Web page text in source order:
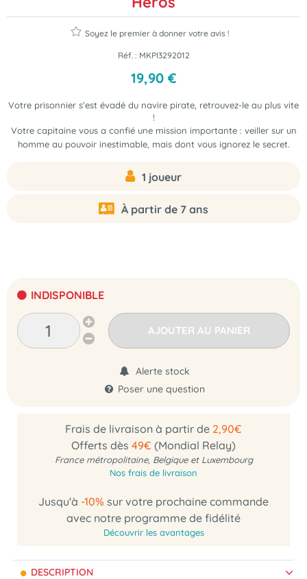
Soyez le premier à donner votre avis !
Réf. : MKPI3292012
19,90 €
Votre prisonnier s'est évadé du navire pirate, retrouvez-le au plus vite
!
Votre capitaine vous a confié une mission importante : veiller sur un
homme au pouvoir inestimable, mais dont vous ignorez le secret.
1 joueur
À partir de 7 ans
INDISPONIBLE
AJOUTER AU PANIER
Alerte stock
Poser une question
Frais de livraison à partir de 2,90€
Offerts dès 49€ (Mondial Relay)
France métropolitaine, Belgique et Luxembourg
Nos frais de livraison
Jusqu'à -10% sur votre prochaine commande
avec notre programme de fidélité
Découvrir les avantages
DESCRIPTION